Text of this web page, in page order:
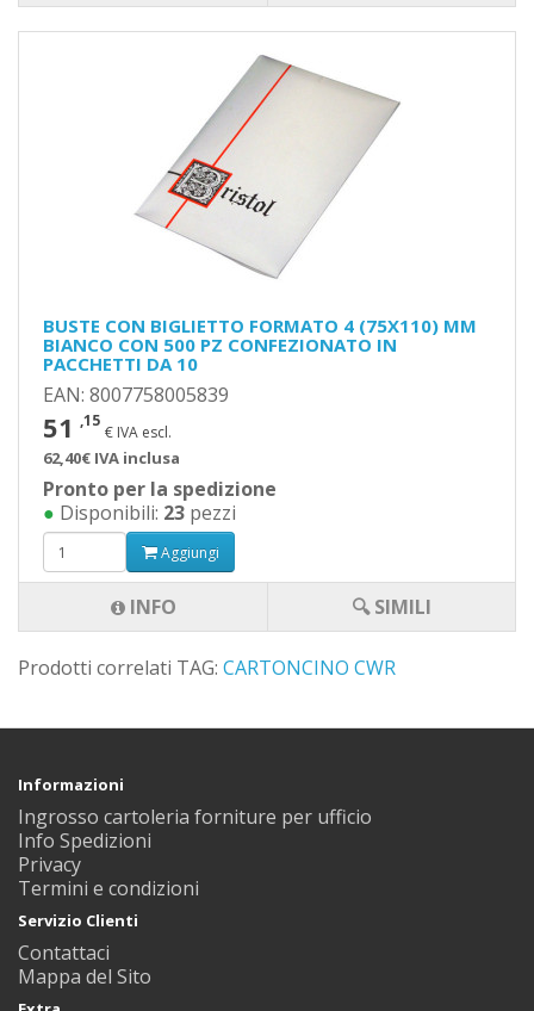
BUSTE CON BIGLIETTO FORMATO 4 (75X110) MM
BIANCO CON 500 PZ CONFEZIONATO IN
PACCHETTI DA 10
EAN: 8007758005839
51 ,15
€ IVA escl.
62,40€ IVA inclusa
Pronto per la spedizione
● Disponibili: 23 pezzi
Aggiungi
INFO 🔍 SIMILI
Prodotti correlati TAG: CARTONCINO CWR
Informazioni
Ingrosso cartoleria forniture per ufficio
Info Spedizioni
Privacy
Termini e condizioni
Servizio Clienti
Contattaci
Mappa del Sito